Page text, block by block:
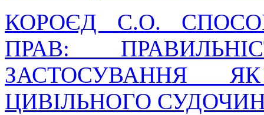
КОРОЄД С.О.
ПРАВ:
ЗАСТОСУВАННЯ
ЦИВІЛЬНОГО